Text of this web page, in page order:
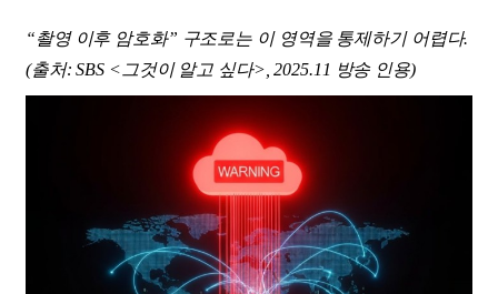
“촬영 이후 암호화” 구조로는 이 영역을 통제하기 어렵다.
(출처: SBS <그것이 알고 싶다>, 2025.11 방송 인용)